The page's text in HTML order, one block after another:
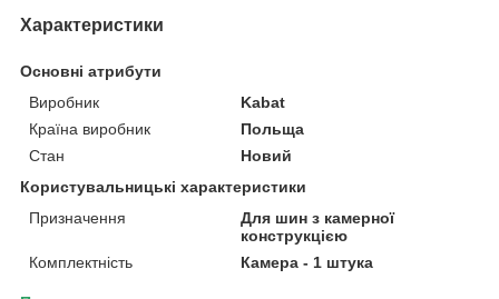
Характеристики
Основні атрибути
Виробник
Kabat
Країна виробник
Польща
Стан
Новий
Користувальницькі характеристики
Призначення
Для шин з камерної
конструкцією
Комплектність
Камера - 1 штука